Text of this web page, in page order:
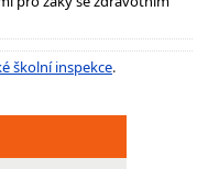
školní inspekce.